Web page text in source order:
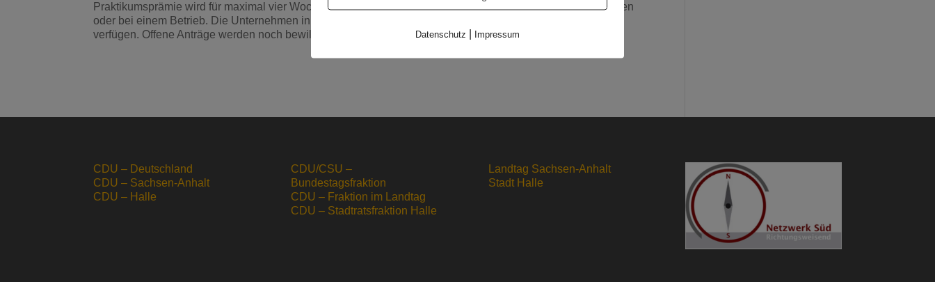
Praktikumsprämie wird für maximal vier Wochen gewährt – entweder für Praktika bei verschiedenen Betrieben
oder bei einem Betrieb. Die Unternehmen in Sachsen-Anhalt müssen über eine Ausbildungsberechtigung
verfügen. Offene Anträge werden noch bewilligt.
CDU – Deutschland
CDU – Sachsen-Anhalt
CDU – Halle
CDU/CSU –
Bundestagsfraktion
CDU – Fraktion im Landtag
CDU – Stadtratsfraktion Halle
Landtag Sachsen-Anhalt
Stadt Halle
Datenschutz | Impressum